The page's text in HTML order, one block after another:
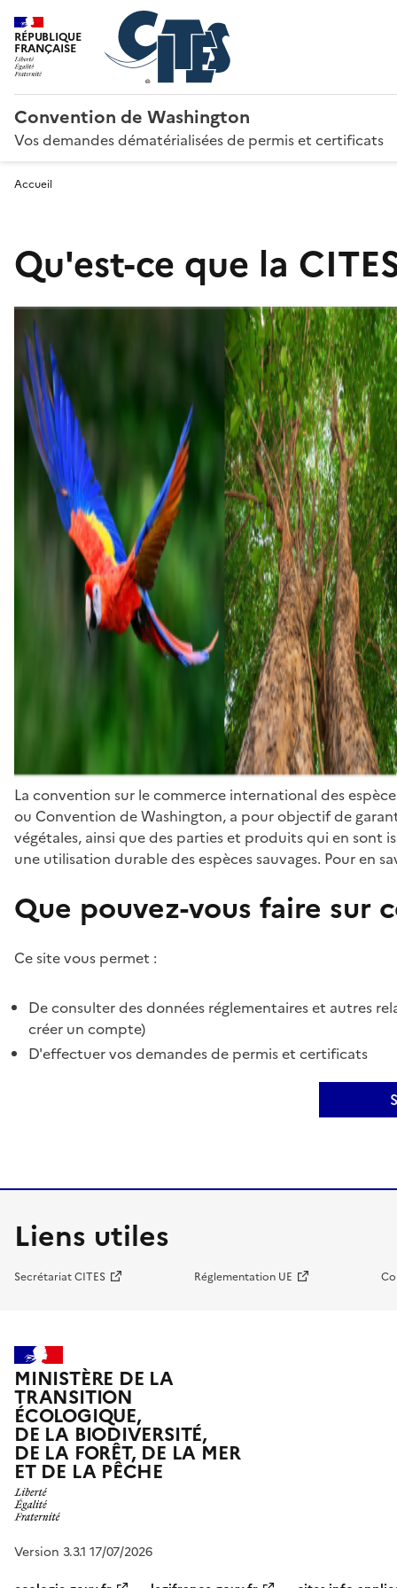
RÉPUBLIQUE
FRANÇAISE
Convention de Washington
Vos demandes dématérialisées de permis et certificats
Accueil
Qu'est-ce que la
La convention sur le commerce international des
ou Convention de Washington, a pour objectif de
végétales, ainsi que des parties et produits qui en sont
une utilisation durable des espèces sauvages. Pour en
Que pouvez-vous faire sur
Ce site vous permet :
De consulter des données réglementaires et autres
créer un compte)
D'effectuer vos demandes de permis et certificats
Liens utiles
Secrétariat CITES Réglementation UE
MINISTÈRE DE LA
TRANSITION
ÉCOLOGIQUE,
DE LA BIODIVERSITÉ,
DE LA FORÊT, DE LA MER
ET DE LA PÊCHE
Version 3.3.1 17/07/2026